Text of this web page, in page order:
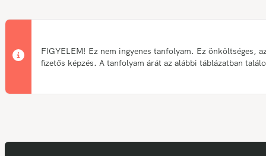
FIGYELEM! Ez nem ingyenes tanfolyam. Ez önköltséges,
fizetős képzés. A tanfolyam árát az alábbi táblázatban